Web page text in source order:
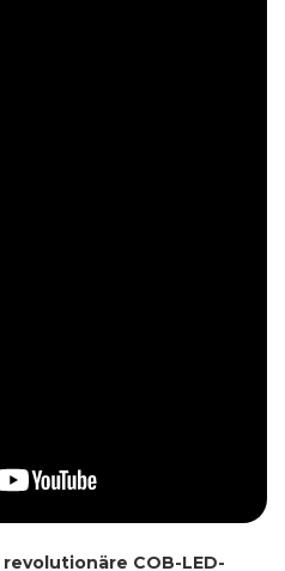
revolutionäre COB-LED-